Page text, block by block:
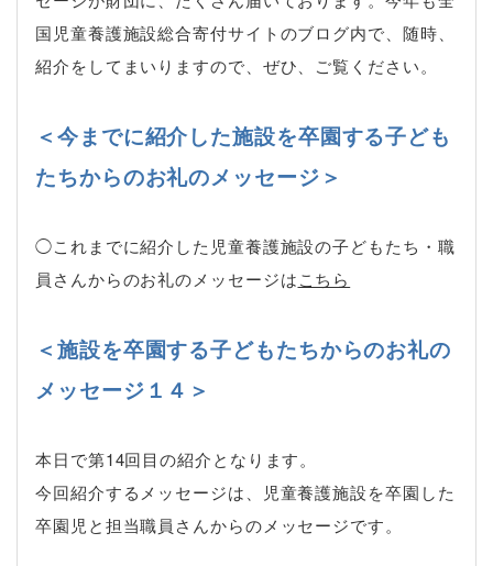
国児童養護施設総合寄付サイトのブログ内で、随時、
紹介をしてまいりますので、ぜひ、ご覧ください。
＜今までに紹介した施設を卒園する子ども
たちからのお礼のメッセージ＞
◯これまでに紹介した児童養護施設の子どもたち・職
員さんからのお礼のメッセージはこちら
＜施設を卒園する子どもたちからのお礼の
メッセージ１４ ＞
本日で第14回目の紹介となります。
今回紹介するメッセージは、児童養護施設を卒園した
卒園児と担当職員さんからのメッセージです。